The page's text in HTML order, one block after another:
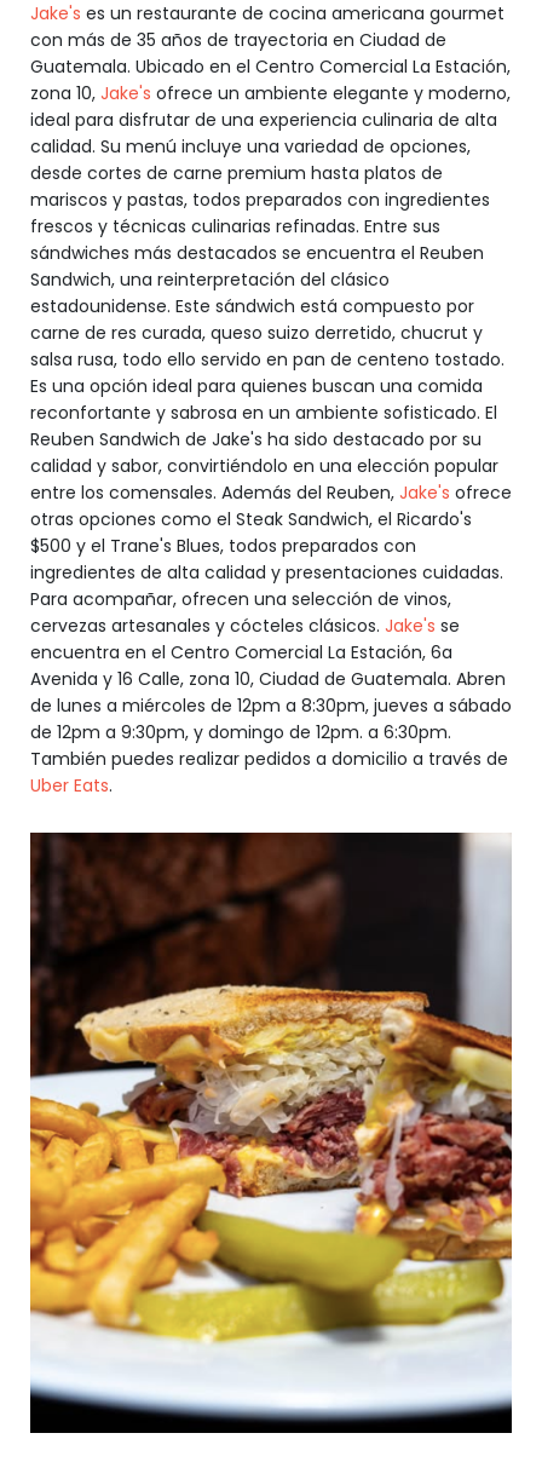
Jake's es un restaurante de cocina americana gourmet
con más de 35 años de trayectoria en Ciudad de
Guatemala. Ubicado en el Centro Comercial La Estación,
zona 10, Jake's ofrece un ambiente elegante y moderno,
ideal para disfrutar de una experiencia culinaria de alta
calidad. Su menú incluye una variedad de opciones,
desde cortes de carne premium hasta platos de
mariscos y pastas, todos preparados con ingredientes
frescos y técnicas culinarias refinadas. Entre sus
sándwiches más destacados se encuentra el Reuben
Sandwich, una reinterpretación del clásico
estadounidense. Este sándwich está compuesto por
carne de res curada, queso suizo derretido, chucrut y
salsa rusa, todo ello servido en pan de centeno tostado.
Es una opción ideal para quienes buscan una comida
reconfortante y sabrosa en un ambiente sofisticado. El
Reuben Sandwich de Jake's ha sido destacado por su
calidad y sabor, convirtiéndolo en una elección popular
entre los comensales. Además del Reuben, Jake's ofrece
otras opciones como el Steak Sandwich, el Ricardo's
$500 y el Trane's Blues, todos preparados con
ingredientes de alta calidad y presentaciones cuidadas.
Para acompañar, ofrecen una selección de vinos,
cervezas artesanales y cócteles clásicos. Jake's se
encuentra en el Centro Comercial La Estación, 6a
Avenida y 16 Calle, zona 10, Ciudad de Guatemala. Abren
de lunes a miércoles de 12pm a 8:30pm, jueves a sábado
de 12pm a 9:30pm, y domingo de 12pm. a 6:30pm.
También puedes realizar pedidos a domicilio a través de
Uber Eats.